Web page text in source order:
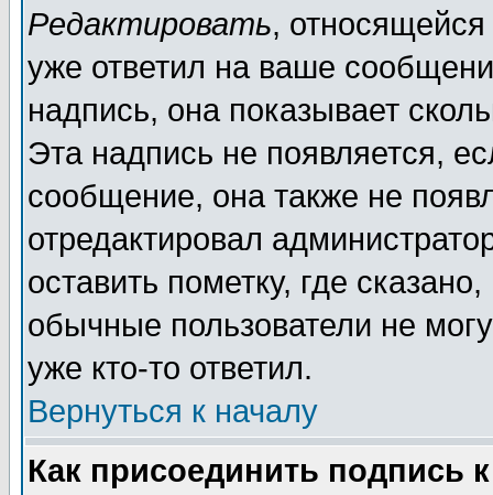
Редактировать,
уже ответил на ваше
надпись, она показывает
Эта надпись не появляется,
сообщение, она также не
отредактировал
оставить пометку, где
обычные пользователи не
уже кто-то ответил.
Вернуться к началу
Как присоединить подпись